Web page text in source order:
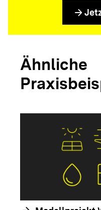
arrow_forward
Ähnliche